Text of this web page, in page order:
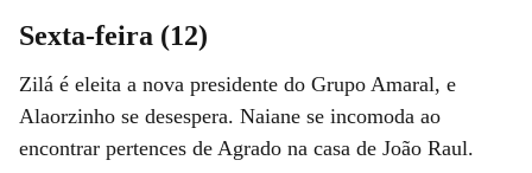
Sexta-feira (12)
Zilá é eleita a nova presidente do Grupo Amaral, e
Alaorzinho se desespera. Naiane se incomoda ao
encontrar pertences de Agrado na casa de João Raul.